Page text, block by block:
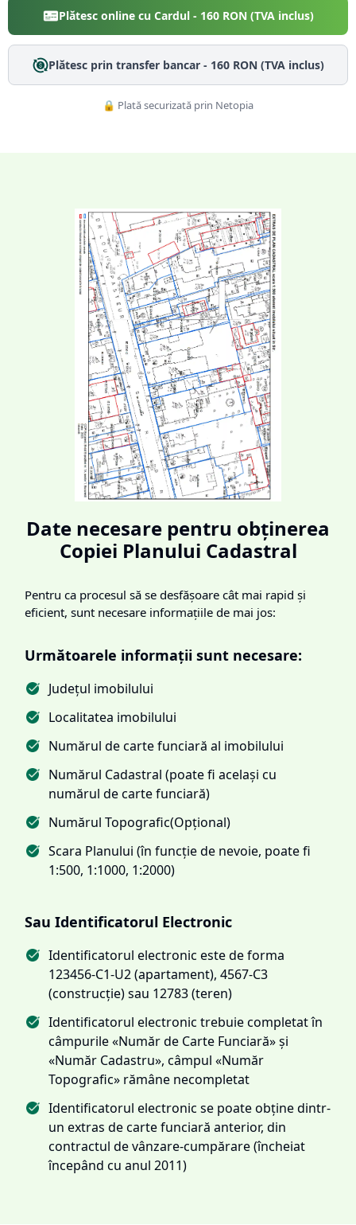
Plătesc online cu Cardul - 160RON (TVA inclus)
Plătesc prin transfer bancar - 160RON (TVA inclus)
🔒 Plată securizată prin Netopia
Date necesare pentru obținerea
Copiei Planului Cadastral
Pentru ca procesul să se desfășoare cât mai rapid și
eficient, sunt necesare informațiile de mai jos:
Următoarele informații sunt necesare:
Județul imobilului
Localitatea imobilului
Numărul de carte funciară al imobilului
Numărul Cadastral (poate fi același cu
numărul de carte funciară)
Numărul Topografic(Opțional)
Scara Planului (în funcție de nevoie, poate fi
1:500, 1:1000, 1:2000)
Sau Identificatorul Electronic
Identificatorul electronic este de forma
123456-C1-U2 (apartament), 4567-C3
(construcție) sau 12783 (teren)
Identificatorul electronic trebuie completat în
câmpurile «Număr de Carte Funciară» și
«Număr Cadastru», câmpul «Număr
Topografic» rămâne necompletat
Identificatorul electronic se poate obține dintr-
un extras de carte funciară anterior, din
contractul de vânzare-cumpărare (încheiat
începând cu anul 2011)